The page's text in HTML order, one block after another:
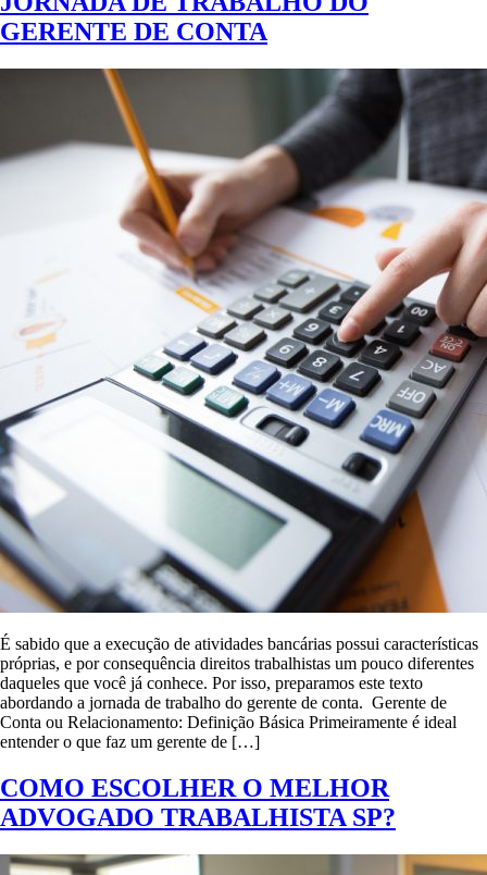
GERENTE DE CONTA
É sabido que a execução de atividades bancárias possui características
próprias, e por consequência direitos trabalhistas um pouco diferentes
daqueles que você já conhece. Por isso, preparamos este texto
abordando a jornada de trabalho do gerente de conta. Gerente de
Conta ou Relacionamento: Definição Básica Primeiramente é ideal
entender o que faz um gerente de […]
COMO ESCOLHER O MELHOR
ADVOGADO TRABALHISTA SP?